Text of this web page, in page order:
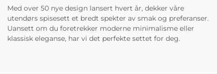
Med over 50 nye design lansert hvert år, dekker våre
utendørs spisesett et bredt spekter av smak og preferanser.
Uansett om du foretrekker moderne minimalisme eller
klassisk eleganse, har vi det perfekte settet for deg.